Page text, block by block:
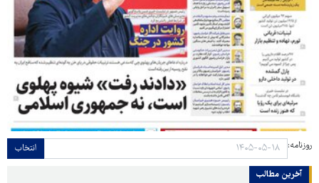
روزنامه: انتخاب
آخرین مطالب